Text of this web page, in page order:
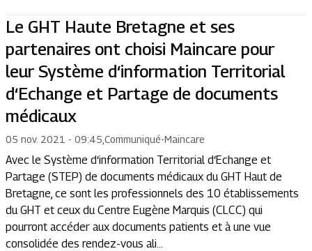
Le GHT Haute Bretagne et ses
partenaires ont choisi Maincare pour
leur Système d‘information Territorial
d‘Echange et Partage de documents
médicaux
05 nov. 2021 - 09:45 Communiqué-Maincare
Avec le Système d‘information Territorial d‘Echange et
Partage (STEP) de documents médicaux du GHT Haut de
Bretagne, ce sont les professionnels des 10 établissements
du GHT et ceux du Centre Eugène Marquis (CLCC) qui
pourront accéder aux documents patients et à une vue
consolidée des rendez-vous ali...